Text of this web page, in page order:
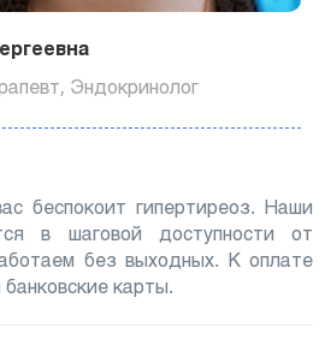
Эндокринолог
беспокоит гипертиреоз. Наши
в шаговой доступности от
без выходных. К оплате
карты.